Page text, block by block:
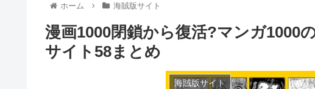
ホーム 海賊版サイト
漫画1000閉鎖から復活?マンガ1000
サイト58まとめ
海賊版サイト